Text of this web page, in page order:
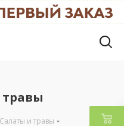
Салаты и травы